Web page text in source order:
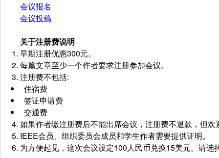
会议报名
会议投稿
关于注册费说明
早期注册优惠300元。
每篇文章至少一个作者要求注册参加会议。
注册费不包括:
住宿费
签证申请费
交通费
如果作者缴注册费后不能出席会议，注册费不退款，但
IEEE会员、组织委员会成员和学生作者需要提供证明。
为方便起见，这次会议设定100人民币兑换15美元。请选